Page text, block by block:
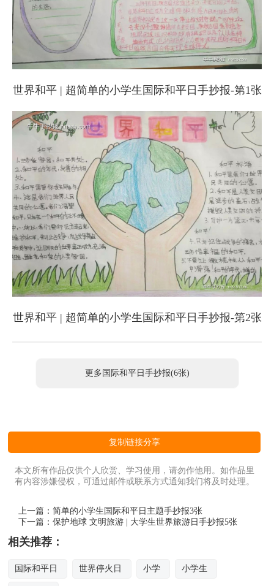
世界和平 | 超简单的小学生国际和平日手抄报-第1张
世界和平 | 超简单的小学生国际和平日手抄报-第2张
更多国际和平日手抄报(6张)
复制链接分享
本文所有作品仅供个人欣赏、学习使用，请勿作他用。如作品里
有内容涉嫌侵权，可通过邮件或联系方式通知我们将及时处理。
上一篇：简单的小学生国际和平日主题手抄报3张
下一篇：保护地球 文明旅游 | 大学生世界旅游日手抄报5张
相关推荐：
国际和平日 世界停火日 小学 小学生